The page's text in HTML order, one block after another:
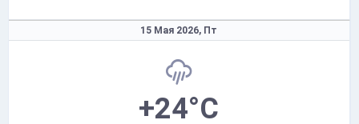
15 Мая 2026, Пт
+24°C